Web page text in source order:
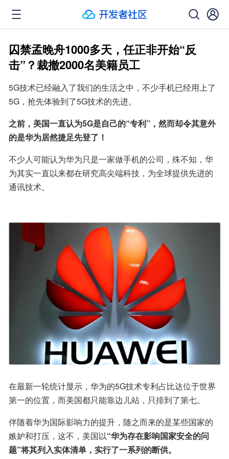
囚禁孟晚舟1000多天，任正非开始“反
击”？裁撤2000名美籍员工
5G技术已经融入了我们的生活之中，不少手机已经用上了
5G，抢先体验到了5G技术的先进。
之前，美国一直认为5G是自己的“专利”，然而却令其意外
的是华为居然捷足先登了！
不少人可能认为华为只是一家做手机的公司，殊不知，华
为其实一直以来都在研究高尖端科技，为全球提供先进的
通讯技术。
在最新一轮统计显示，华为的5G技术专利占比达位于世界
第一的位置，而美国都只能靠边儿站，只排到了第七。
伴随着华为国际影响力的提升，随之而来的是某些国家的
嫉妒和打压，这不，美国以“华为存在影响国家安全的问
题”将其列入实体清单，实行了一系列的断供。